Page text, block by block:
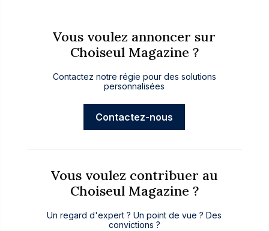
Vous voulez annoncer sur
Choiseul Magazine ?
Contactez notre régie pour des solutions
personnalisées
Contactez-nous
Vous voulez contribuer au
Choiseul Magazine ?
Un regard d'expert ? Un point de vue ? Des
convictions ?